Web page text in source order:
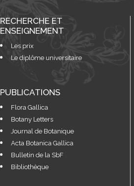
RECHERCHE ET
ENSEIGNEMENT
Les prix
Le diplôme universitaire
PUBLICATIONS
Flora Gallica
Botany Letters
Journal de Botanique
Acta Botanica Gallica
Bulletin de la SbF
Bibliothèque